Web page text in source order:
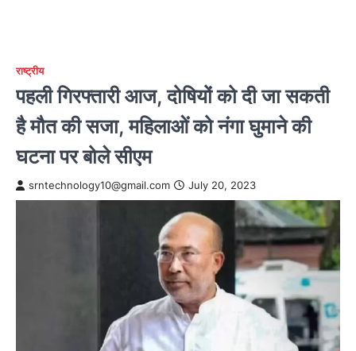
राष्ट्रीय
पहली गिरफ्तारी आज, दोषियों को दी जा सकती
है मौत की सजा, महिलाओं को नंगा घुमाने की
घटना पर बोले सीएम
srntechnology10@gmail.com July 20, 2023